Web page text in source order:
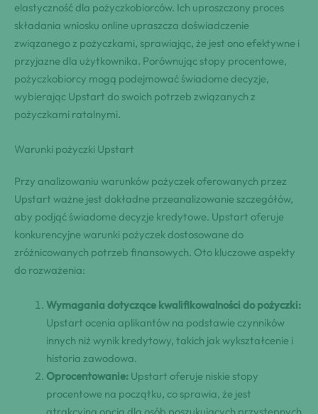
elastyczność dla pożyczkobiorców. Ich uproszczony proces
składania wniosku online upraszcza doświadczenie
związanego z pożyczkami, sprawiając, że jest ono efektywne i
przyjazne dla użytkownika. Porównując stopy procentowe,
pożyczkobiorcy mogą podejmować świadome decyzje,
wybierając Upstart do swoich potrzeb związanych z
pożyczkami ratalnymi.
Warunki pożyczki Upstart
Przy analizowaniu warunków pożyczek oferowanych przez
Upstart ważne jest dokładne przeanalizowanie szczegółów,
aby podjąć świadome decyzje kredytowe. Upstart oferuje
konkurencyjne warunki pożyczek dostosowane do
zróżnicowanych potrzeb finansowych. Oto kluczowe aspekty
do rozważenia:
Wymagania dotyczące kwalifikowalności do pożyczki:
Upstart ocenia aplikantów na podstawie czynników
innych niż wynik kredytowy, takich jak wykształcenie i
historia zawodowa.
Oprocentowanie: Upstart oferuje niskie stopy
procentowe na początku, co sprawia, że jest